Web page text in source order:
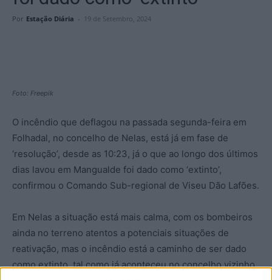
Por Estação Diária - 19 de Setembro, 2024
Foto: Freepik
O incêndio que deflagou na passada segunda-feira em
Folhadal, no concelho de Nelas, está já em fase de
‘resolução’, desde as 10:23, já o que ao longo dos últimos
dias lavou em Mangualde foi dado como ‘extinto’,
confirmou o Comando Sub-regional de Viseu Dão Lafões.
Em Nelas a situação está mais calma, com os bombeiros
ainda no terreno atentos a potenciais situações de
reativação, mas o incêndio está a caminho de ser dado
como extinto, tal como já aconteceu no concelho vizinho